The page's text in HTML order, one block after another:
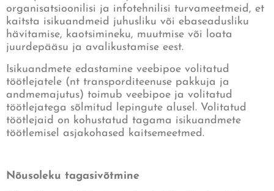
organisatsioonilisi ja infotehnilisi turvameetmeid, et
kaitsta isikuandmeid juhusliku või ebaseadusliku
hävitamise, kaotsimineku, muutmise või loata
juurdepääsu ja avalikustamise eest.
Isikuandmete edastamine veebipoe volitatud
töötlejatele (nt transporditeenuse pakkuja ja
andmemajutus) toimub veebipoe ja volitatud
töötlejatega sõlmitud lepingute alusel. Volitatud
töötlejaid on kohustatud tagama isikuandmete
töötlemisel asjakohased kaitsemeetmed.
Nõusoleku tagasivõtmine